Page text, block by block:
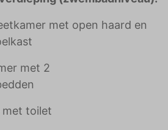
met open haard en
met 2
met toilet